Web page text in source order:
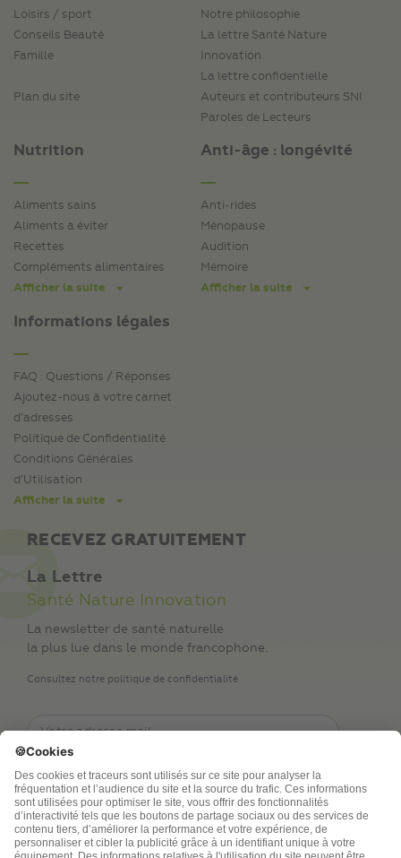
Loisirs / sport
Conseils Beauté
Famille
Plan du site
Notre philosophie
La lettre Santé Nature
Innovation
La lettre confidentielle
Auteurs et contributeurs SNI
Paroles de Lecteurs
Nutrition
Aliments sains
Aliments à éviter
Recettes
Compléments alimentaires
Afficher la suite
Informations légales
FAQ : Questions / Réponses
Ajoutez-nous à votre carnet
d’adresses
Politique de Confidentialité
Conditions Générales
d’Utilisation
Afficher la suite
Anti-âge : longévité
Anti-rides
Ménopause
Audition
Mémoire
Afficher la suite
RECEVEZ GRATUITEMENT
La Lettre
Santé Nature Innovation
La newsletter de santé naturelle
la plus lue dans le monde francophone.
Consultez notre politique de confidentialité
TSA Publications SA collecte mes nom, prénom,
adresse de messagerie électronique et numéro de
téléphone afin de répondre aux demandes de